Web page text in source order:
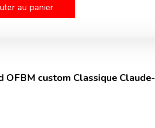
au panier
OFBM custom Classique